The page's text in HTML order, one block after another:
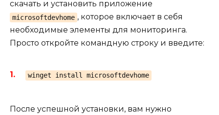
скачать и установить приложение
microsoftdevhome , которое включает в себя
необходимые элементы для мониторинга.
Просто откройте командную строку и введите:
winget install microsoftdevhome
После успешной установки, вам нужно